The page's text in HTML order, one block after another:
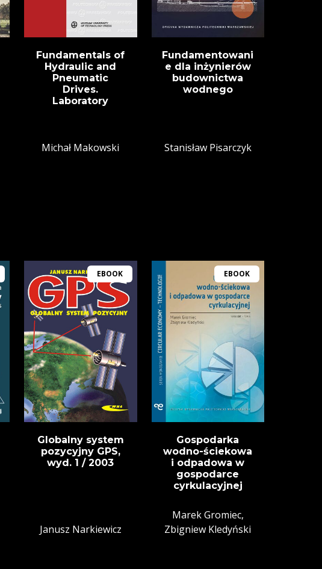
Fundamentals of
Hydraulic and
Pneumatic
Drives.
Laboratory
Michał Makowski
Fundamentowani
e dla inżynierów
budownictwa
wodnego
Stanisław Pisarczyk
EBOOK
Globalny system
pozycyjny GPS,
wyd. 1 / 2003
Janusz Narkiewicz
EBOOK
Gospodarka
wodno-ściekowa
i odpadowa w
gospodarce
cyrkulacyjnej
Marek Gromiec,
Zbigniew Kledyński